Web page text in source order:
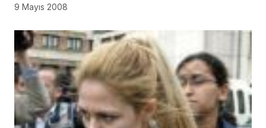
9 Mayıs 2008